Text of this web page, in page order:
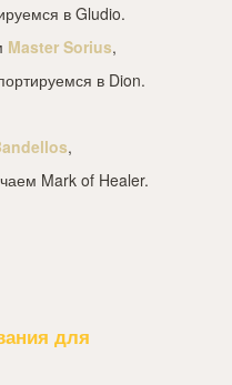
в Gludio.
Master Sorius,
в Dion.
,
Mark of Healer.
для